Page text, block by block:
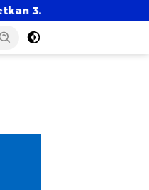
Dukung Pendidikan